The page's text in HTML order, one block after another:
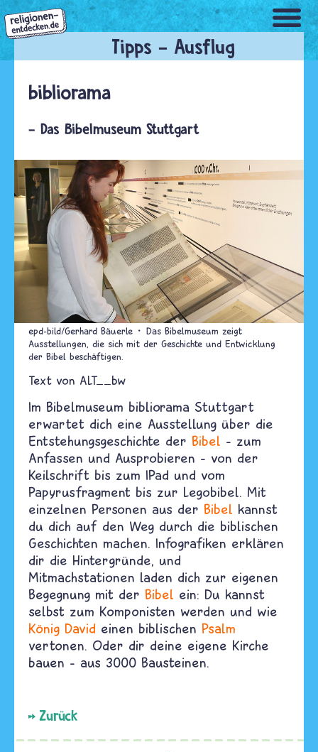
Direkt
zum
Inhalt
bibliorama
- Das Bibelmuseum Stuttgart
epd-bild/Gerhard Bäuerle
Das Bibelmuseum zeigt
Ausstellungen, die sich mit der Geschichte und Entwicklung
der Bibel beschäftigen.
Text von ALT__bw
Im Bibelmuseum bibliorama Stuttgart
erwartet dich eine Ausstellung über die
Entstehungsgeschichte der Bibel – zum
Anfassen und Ausprobieren – von der
Keilschrift bis zum IPad und vom
Papyrusfragment bis zur Legobibel. Mit
einzelnen Personen aus der Bibel kannst
du dich auf den Weg durch die biblischen
Geschichten machen. Infografiken erklären
dir die Hintergründe, und
Mitmachstationen laden dich zur eigenen
Begegnung mit der Bibel ein: Du kannst
selbst zum Komponisten werden und wie
König David einen biblischen Psalm
vertonen. Oder dir deine eigene Kirche
bauen – aus 3000 Bausteinen.
Zurück